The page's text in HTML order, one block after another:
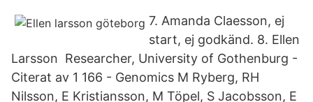
7. Amanda Claesson, ej
start, ej godkänd. 8. Ellen
Larsson Researcher, University of Gothenburg -
‪‪Citerat av 1 166‬‬ - ‪Genomics‬ M Ryberg, RH
Nilsson, E Kristiansson, M Töpel, S Jacobsson, E